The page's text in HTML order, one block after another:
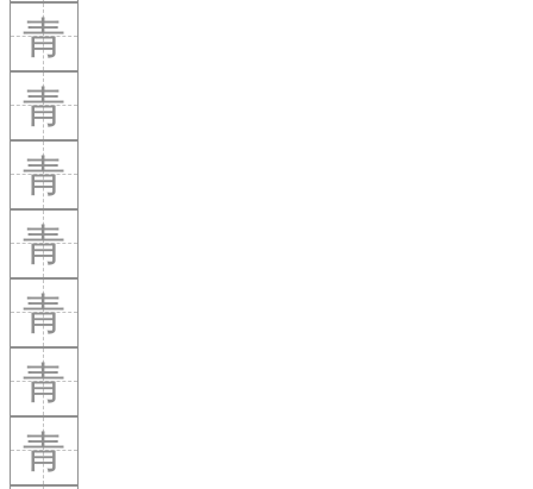
青
青
青
青
青
青
青